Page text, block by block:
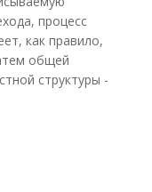
процесс
как правило,
общей
структуры -